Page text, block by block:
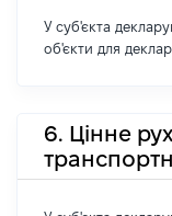
У суб'єкта
об'єкти для
6. Цінне